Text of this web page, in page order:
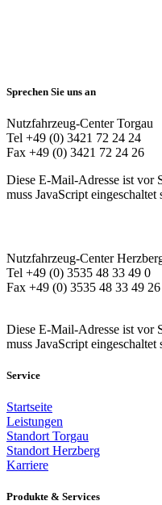
Sprechen Sie uns an
Nutzfahrzeug-Center Torgau
Tel +49 (0) 3421 72 24 24
Fax +49 (0) 3421 72 24 26
Diese E-Mail-Adresse ist vor
muss JavaScript eingeschaltet
Nutzfahrzeug-Center
Tel +49 (0) 3535 48 33 49 0
Fax +49 (0) 3535 48 33 49 26
Diese E-Mail-Adresse ist vor
muss JavaScript eingeschaltet
Service
Startseite
Leistungen
Standort Torgau
Standort Herzberg
Karriere
Produkte & Services